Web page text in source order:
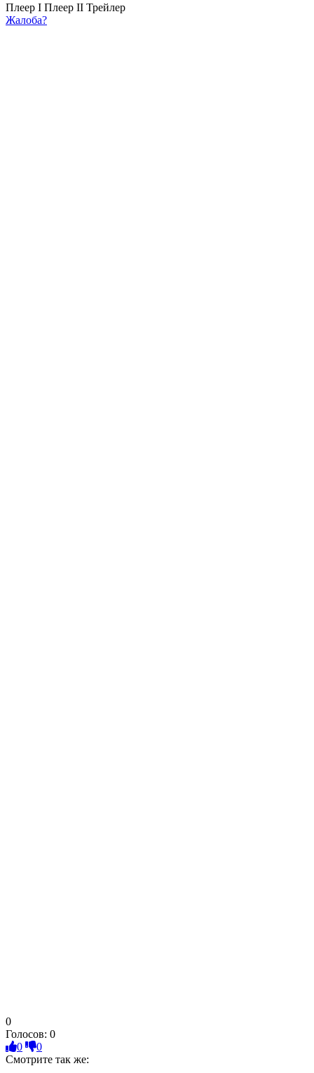
Плеер I Плеер II Трейлер
Жалоба?
0
Голосов: 0
0
0
Смотрите так же: